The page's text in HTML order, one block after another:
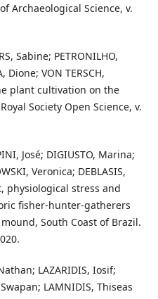
Archaeological Science, v.
Sabine; PETRONILHO,
Dione; VON TERSCH,
plant cultivation on the
Society Open Science, v.
José; DIGIUSTO, Marina;
Veronica; DEBLASIS,
physiological stress and
fisher-hunter-gatherers
South Coast of Brazil.
LAZARIDIS, Iosif;
LAMNIDIS, Thiseas